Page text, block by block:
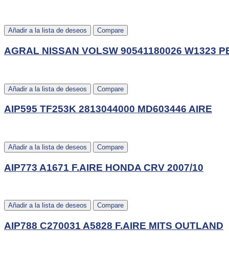
Añadir a la lista de deseos Compare
AGRAL NISSAN VOLSW 90541180026 W1323
Añadir a la lista de deseos Compare
AIP595 TF253K 2813044000 MD603446 AIRE
Añadir a la lista de deseos Compare
AIP773 A1671 F.AIRE HONDA CRV 2007/10
Añadir a la lista de deseos Compare
AIP788 C270031 A5828 F.AIRE MITS OUTLAND